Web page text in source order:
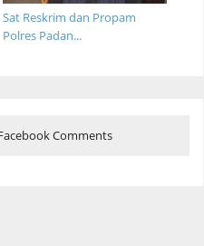
Sat Reskrim dan Propam
Polres Padan...
Comments